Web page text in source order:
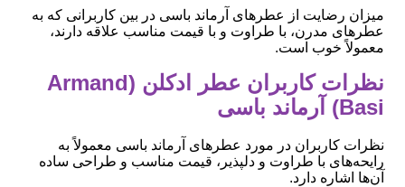
میزان رضایت از عطرهای آرماند باسی در بین کاربرانی که به
عطرهای مدرن، با طراوت و با قیمت مناسب علاقه دارند،
معمولاً خوب است.
نظرات کاربران عطر ادکلن (Armand
Basi) آرماند باسی
نظرات کاربران در مورد عطرهای آرماند باسی معمولاً به
رایحه‌های با طراوت و دلپذیر، قیمت مناسب و طراحی ساده
آن‌ها اشاره دارد.